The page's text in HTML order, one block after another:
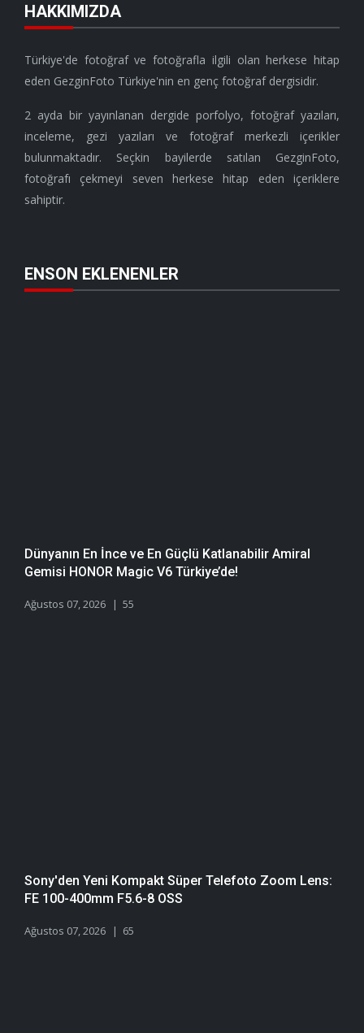
HAKKIMIZDA
Türkiye'de fotoğraf ve fotoğrafla ilgili olan herkese hitap
eden GezginFoto Türkiye'nin en genç fotoğraf dergisidir.
2 ayda bir yayınlanan dergide porfolyo, fotoğraf yazıları,
inceleme, gezi yazıları ve fotoğraf merkezli içerikler
bulunmaktadır. Seçkin bayilerde satılan GezginFoto,
fotoğrafı çekmeyi seven herkese hitap eden içeriklere
sahiptir.
ENSON EKLENENLER
Dünyanın En İnce ve En Güçlü Katlanabilir Amiral
Gemisi HONOR Magic V6 Türkiye’de!
Ağustos 07, 2026 55
Sony'den Yeni Kompakt Süper Telefoto Zoom Lens:
FE 100-400mm F5.6-8 OSS
Ağustos 07, 2026 65